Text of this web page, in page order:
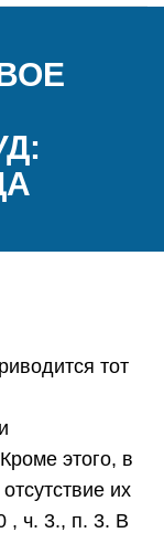
тот
этого, в
их
, ч. 3., п. 3. В